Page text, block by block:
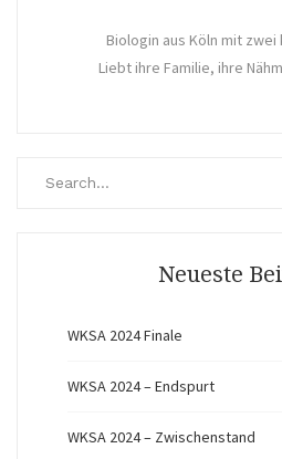
Biologin aus Köln mit zwei
Liebt ihre Familie, ihre
Neueste
WKSA 2024 Finale
WKSA 2024 – Endspurt
WKSA 2024 – Zwischenstand